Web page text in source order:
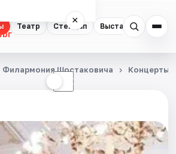
Театр Стендап Выставки
×
☾
Филармония Шостаковича Концерты